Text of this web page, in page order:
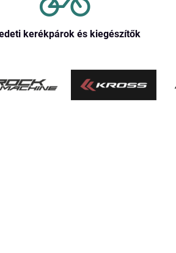
kerékpárok és kiegészítők